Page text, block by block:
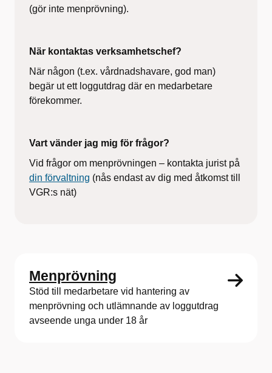
(gör inte menprövning).
När kontaktas verksamhetschef?
När någon (t.ex. vårdnadshavare, god man)
begär ut ett loggutdrag där en medarbetare
förekommer.
Vart vänder jag mig för frågor?
Vid frågor om menprövningen – kontakta jurist på
din förvaltning (nås endast av dig med åtkomst till
VGR:s nät)
Menprövning
Stöd till medarbetare vid hantering av
menprövning och utlämnande av loggutdrag
avseende unga under 18 år